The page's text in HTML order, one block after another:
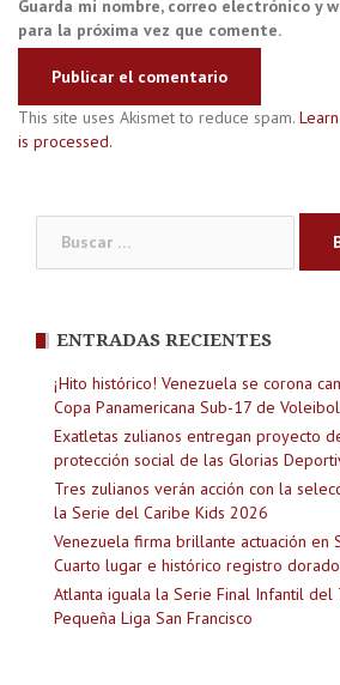
Guarda mi nombre, correo electrónico y
para la próxima vez que comente.
This site uses Akismet to reduce spam.
is processed.
ENTRADAS RECIENTES
¡Hito histórico! Venezuela se corona
Copa Panamericana Sub-17 de Voleibol
Exatletas zulianos entregan proyecto
protección social de las Glorias
Tres zulianos verán acción con la
la Serie del Caribe Kids 2026
Venezuela firma brillante actuación en
Cuarto lugar e histórico registro dorado
Atlanta iguala la Serie Final Infantil del
Pequeña Liga San Francisco